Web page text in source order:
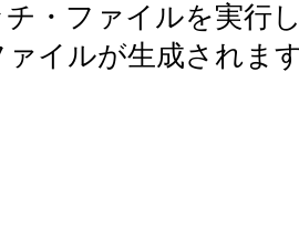
・ファイルを実行
ァイルが生成されま